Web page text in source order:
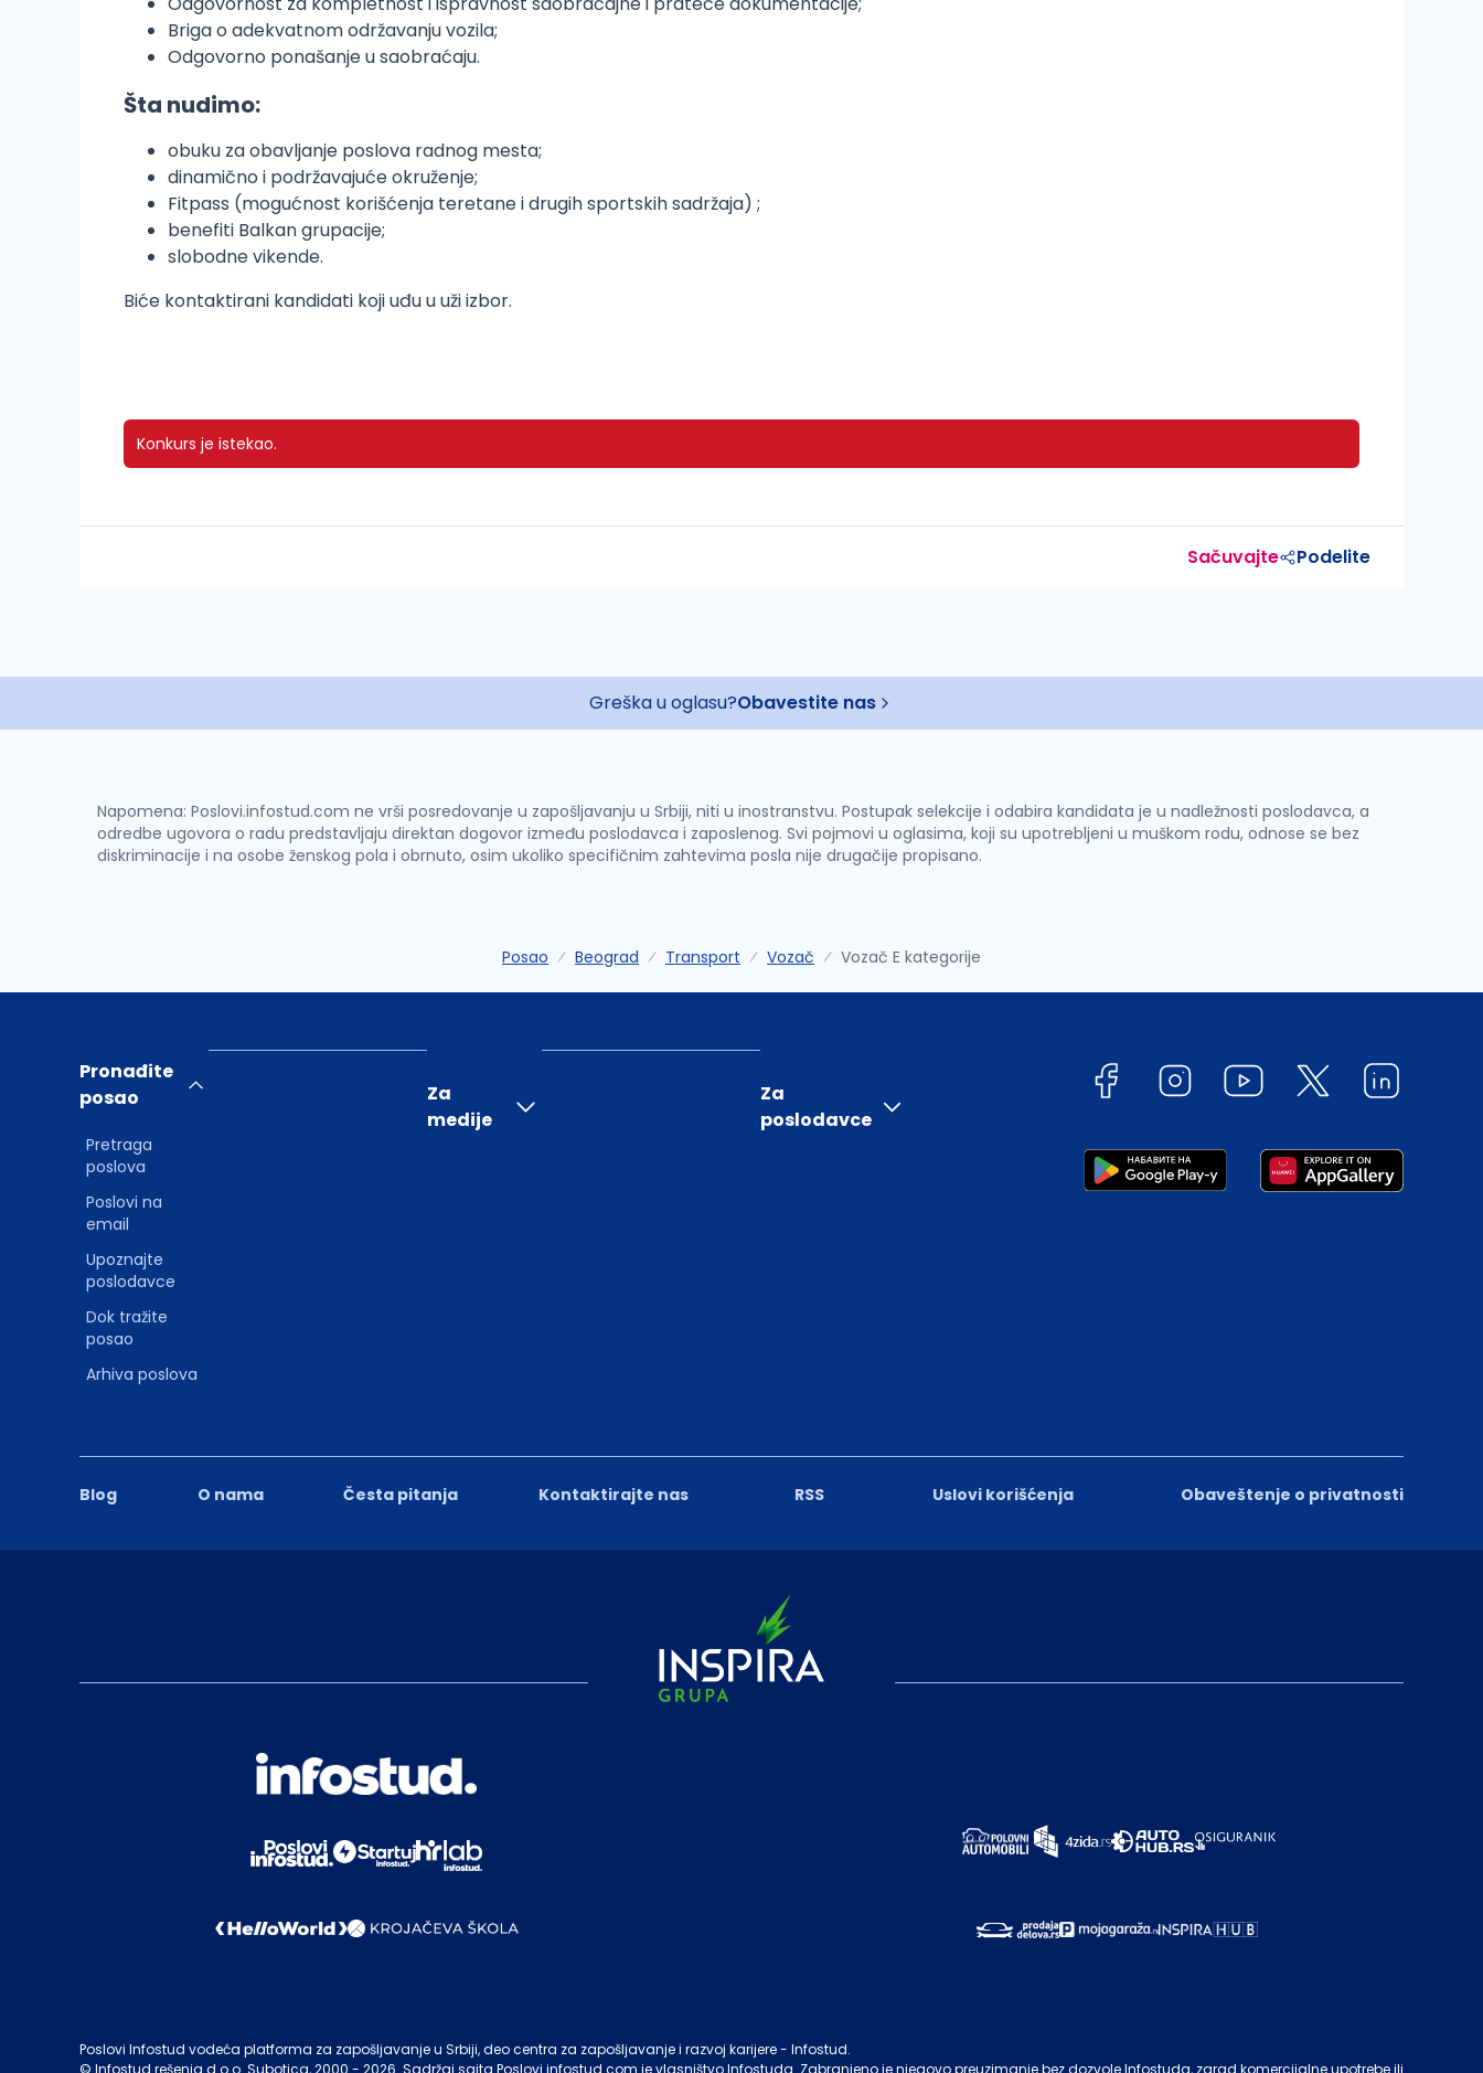
Briga o adekvatnom održavanju vozila;
Odgovorno ponašanje u saobraćaju.
Šta nudimo:
obuku za obavljanje poslova radnog mesta;
dinamično i podržavajuće okruženje;
Fitpass (mogućnost korišćenja teretane i drugih sportskih sadržaja) ;
benefiti Balkan grupacije;
slobodne vikende.
Biće kontaktirani kandidati koji uđu u uži izbor.
Konkurs je istekao.
Sačuvajte Podelite
Greška u oglasu?Obavestite nas
Napomena: Poslovi.infostud.com ne vrši posredovanje u zapošljavanju u Srbiji, niti u inostranstvu. Postupak selekcije i odabira kandidata je u nadležnosti poslodavca, a
odredbe ugovora o radu predstavljaju direktan dogovor između poslodavca i zaposlenog. Svi pojmovi u oglasima, koji su upotrebljeni u muškom rodu, odnose se bez
diskriminacije i na osobe ženskog pola i obrnuto, osim ukoliko specifičnim zahtevima posla nije drugačije propisano.
Posao Beograd Transport Vozač Vozač E kategorije
Blog O nama Česta pitanja Kontaktirajte nas RSS Uslovi korišćenja Obaveštenje o privatnosti
Pronađite
posao
Pretraga
poslova
Poslovi na
email
Upoznajte
poslodavce
Dok tražite
posao
Arhiva poslova
Za
medije
Za
poslodavce
Poslovi Infostud vodeća platforma za zapošljavanje u Srbiji, deo centra za zapošljavanje i razvoj karijere - Infostud.
© Infostud rešenja d.o.o. Subotica, 2000 - 2026 . Sadržaj sajta Poslovi.infostud.com je vlasništvoInfostuda . Zabranjeno je njegovo preuzimanje bez dozvoleInfostuda, zarad komercijalne upotrebe ili